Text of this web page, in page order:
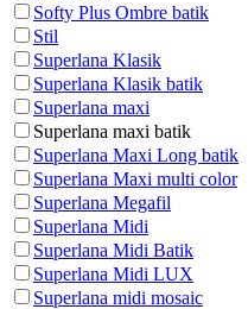
Softy Plus Ombre batik
Stil
Superlana Klasik
Superlana Klasik batik
Superlana maxi
Superlana maxi batik
Superlana Maxi Long batik
Superlana Maxi multi color
Superlana Megafil
Superlana Midi
Superlana Midi Batik
Superlana Midi LUX
Superlana midi mosaic